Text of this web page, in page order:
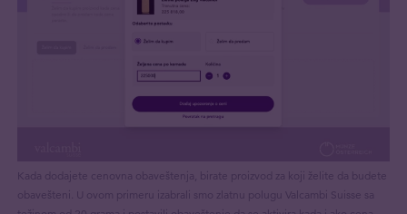
Kada dodajete cenovna obaveštenja, birate proizvod za koji želite da budete
obavešteni. U ovom primeru izabrali smo zlatnu polugu Valcambi Suisse sa